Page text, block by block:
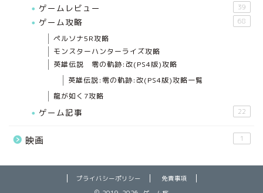
ゲームレビュー 39
ゲーム攻略 68
ペルソナ5R攻略
モンスターハンターライズ攻略
英雄伝説 零の軌跡:改(PS4版)攻略
英雄伝説:零の軌跡:改(PS4版)攻略一覧
龍が如く7攻略
ゲーム記事 22
映画 1
プライバシーポリシー
免責事項